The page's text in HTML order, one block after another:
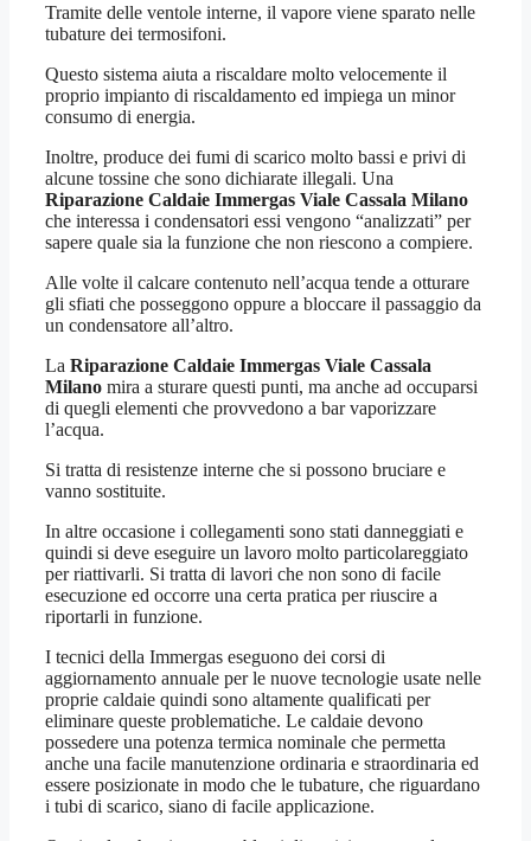
Tramite delle ventole interne, il vapore viene sparato nelle
tubature dei termosifoni.
Questo sistema aiuta a riscaldare molto velocemente il
proprio impianto di riscaldamento ed impiega un minor
consumo di energia.
Inoltre, produce dei fumi di scarico molto bassi e privi di
alcune tossine che sono dichiarate illegali. Una
Riparazione Caldaie Immergas Viale Cassala Milano
che interessa i condensatori essi vengono “analizzati” per
sapere quale sia la funzione che non riescono a compiere.
Alle volte il calcare contenuto nell’acqua tende a otturare
gli sfiati che posseggono oppure a bloccare il passaggio da
un condensatore all’altro.
La Riparazione Caldaie Immergas Viale Cassala
Milano mira a sturare questi punti, ma anche ad occuparsi
di quegli elementi che provvedono a bar vaporizzare
l’acqua.
Si tratta di resistenze interne che si possono bruciare e
vanno sostituite.
In altre occasione i collegamenti sono stati danneggiati e
quindi si deve eseguire un lavoro molto particolareggiato
per riattivarli. Si tratta di lavori che non sono di facile
esecuzione ed occorre una certa pratica per riuscire a
riportarli in funzione.
I tecnici della Immergas eseguono dei corsi di
aggiornamento annuale per le nuove tecnologie usate nelle
proprie caldaie quindi sono altamente qualificati per
eliminare queste problematiche. Le caldaie devono
possedere una potenza termica nominale che permetta
anche una facile manutenzione ordinaria e straordinaria ed
essere posizionate in modo che le tubature, che riguardano
i tubi di scarico, siano di facile applicazione.